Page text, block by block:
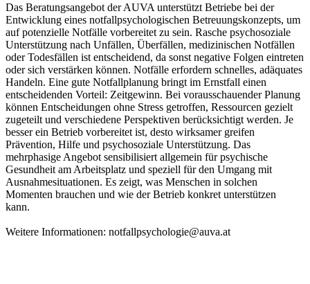
Das Beratungsangebot der AUVA unterstützt Betriebe bei der
Entwicklung eines notfallpsychologischen Betreuungskonzepts, um
auf potenzielle Notfälle vorbereitet zu sein. Rasche psychosoziale
Unterstützung nach Unfällen, Überfällen, medizinischen Notfällen
oder Todesfällen ist entscheidend, da sonst negative Folgen eintreten
oder sich verstärken können. Notfälle erfordern schnelles, adäquates
Handeln. Eine gute Notfallplanung bringt im Ernstfall einen
entscheidenden Vorteil: Zeitgewinn. Bei vorausschauender Planung
können Entscheidungen ohne Stress getroffen, Ressourcen gezielt
zugeteilt und verschiedene Perspektiven berücksichtigt werden. Je
besser ein Betrieb vorbereitet ist, desto wirksamer greifen
Prävention, Hilfe und psychosoziale Unterstützung. Das
mehrphasige Angebot sensibilisiert allgemein für psychische
Gesundheit am Arbeitsplatz und speziell für den Umgang mit
Ausnahmesituationen. Es zeigt, was Menschen in solchen
Momenten brauchen und wie der Betrieb konkret unterstützen
kann.
Weitere Informationen: notfallpsychologie@auva.at